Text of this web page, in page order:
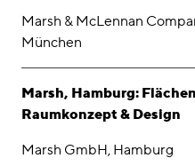
Marsh & McLennan
München
Marsh, Hamburg:
Raumkonzept & Design
Marsh GmbH, Hamburg